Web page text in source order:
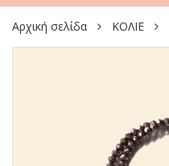
Αρχική σελίδα ΚΟΛΙΕ